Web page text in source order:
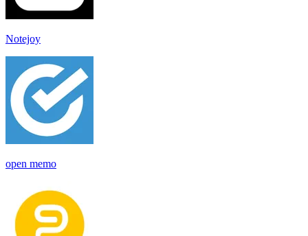
Notejoy
open memo